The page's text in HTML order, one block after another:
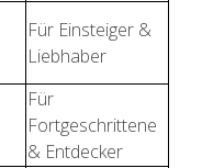
Für Einsteiger &
Liebhaber
Für
Fortgeschrittene
& Entdecker